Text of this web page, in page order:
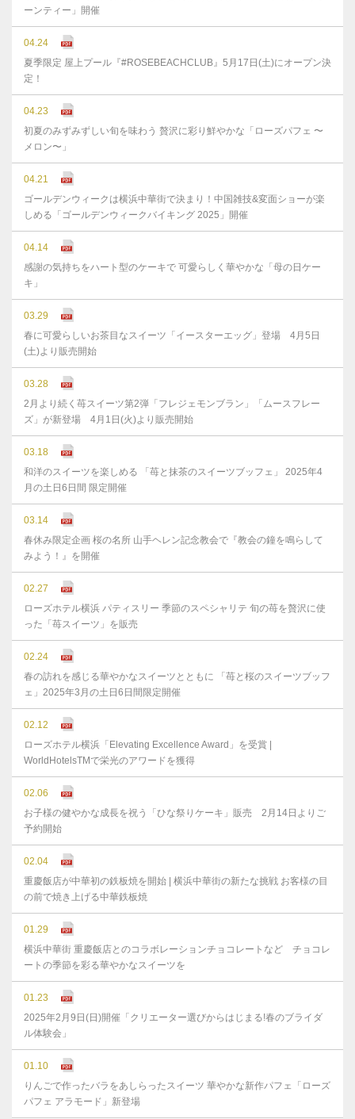
ーンティー」開催
04.24
夏季限定 屋上プール『#ROSEBEACHCLUB』5月17日(土)にオープン決
定！
04.23
初夏のみずみずしい旬を味わう 贅沢に彩り鮮やかな「ローズパフェ 〜
メロン〜」
04.21
ゴールデンウィークは横浜中華街で決まり！中国雑技&変面ショーが楽
しめる「ゴールデンウィークバイキング 2025」開催
04.14
感謝の気持ちをハート型のケーキで 可愛らしく華やかな「母の日ケー
キ」
03.29
春に可愛らしいお茶目なスイーツ「イースターエッグ」登場 4月5日
(土)より販売開始
03.28
2月より続く苺スイーツ第2弾「フレジェモンブラン」「ムースフレー
ズ」が新登場 4月1日(火)より販売開始
03.18
和洋のスイーツを楽しめる 「苺と抹茶のスイーツブッフェ」 2025年4
月の土日6日間 限定開催
03.14
春休み限定企画 桜の名所 山手ヘレン記念教会で『教会の鐘を鳴らして
みよう！』を開催
02.27
ローズホテル横浜 パティスリー 季節のスペシャリテ 旬の苺を贅沢に使
った「苺スイーツ」を販売
02.24
春の訪れを感じる華やかなスイーツとともに 「苺と桜のスイーツブッフ
ェ」2025年3月の土日6日間限定開催
02.12
ローズホテル横浜「Elevating Excellence Award」を受賞 |
WorldHotelsTMで栄光のアワードを獲得
02.06
お子様の健やかな成⻑を祝う「ひな祭りケーキ」販売 2月14日よりご
予約開始
02.04
重慶飯店が中華初の鉄板焼を開始 | 横浜中華街の新たな挑戦 お客様の目
の前で焼き上げる中華鉄板焼
01.29
横浜中華街 重慶飯店とのコラボレーションチョコレートなど チョコレ
ートの季節を彩る華やかなスイーツを
01.23
2025年2月9日(日)開催「クリエーター選びからはじまる!春のブライダ
ル体験会」
01.10
りんごで作ったバラをあしらったスイーツ 華やかな新作パフェ「ローズ
パフェ アラモード」新登場